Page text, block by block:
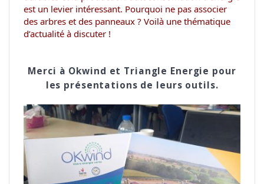
est un levier intéressant. Pourquoi ne pas associer
des arbres et des panneaux ? Voilà une thématique
d’actualité à discuter !
Merci à Okwind et Triangle Energie pour
les présentations de leurs outils.